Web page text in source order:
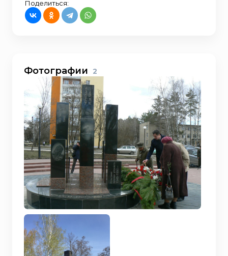
Поделиться:
Фотографии 2